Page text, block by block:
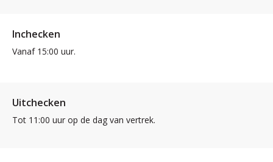
Inchecken
Vanaf 15:00 uur.
Uitchecken
Tot 11:00 uur op de dag van vertrek.